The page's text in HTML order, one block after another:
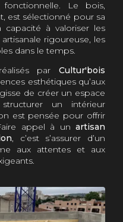
Le bois,
est sélectionné pour sa
capacité à valoriser les
rigoureuse, les
dans le temps.
par Cultur'bois
esthétiques qu’aux
de créer un espace
un intérieur
est pensée pour offrir
appel à un artisan
, c’est s’assurer d’un
aux attentes et aux